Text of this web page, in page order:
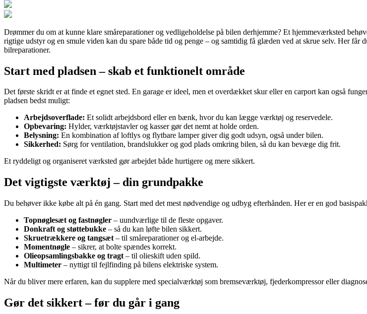
Drømmer du om at kunne klare småreparationer og vedligeholdelse på bilen derhjemme? Et hjemmeværksted
rigtige udstyr og en smule viden kan du spare både tid og penge – og samtidig få glæden ved at skrue selv. Her
bilreparationer.
Start med pladsen – skab et funktionelt område
Det første skridt er at finde et egnet sted. En garage er ideel, men et overdækket skur eller en carport kan også
pladsen bedst muligt:
Arbejdsoverflade: Et solidt arbejdsbord eller en bænk, hvor du kan lægge værktøj og reservedele.
Opbevaring: Hylder, værktøjstavler og kasser gør det nemt at holde orden.
Belysning: En kombination af loftlys og flytbare lamper giver dig godt udsyn, også under bilen.
Sikkerhed: Sørg for ventilation, brandslukker og god plads omkring bilen, så du kan bevæge dig frit.
Et ryddeligt og organiseret værksted gør arbejdet både hurtigere og mere sikkert.
Det vigtigste værktøj – din grundpakke
Du behøver ikke købe alt på én gang. Start med det mest nødvendige og udbyg efterhånden. Her er en god
Topnøglesæt og fastnøgler – uundværlige til de fleste opgaver.
Donkraft og støttebukke – så du kan løfte bilen sikkert.
Skruetrækkere og tangsæt – til småreparationer og el-arbejde.
Momentnøgle – sikrer, at bolte spændes korrekt.
Olieopsamlingsbakke og tragt – til olieskift uden spild.
Multimeter – nyttigt til fejlfinding på bilens elektriske system.
Når du bliver mere erfaren, kan du supplere med specialværktøj som bremseværktøj, fjederkompressor eller
Gør det sikkert – før du går i gang